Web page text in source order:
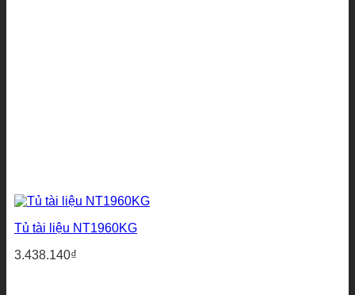
Tủ tài liệu NT1960KG
3.438.140₫